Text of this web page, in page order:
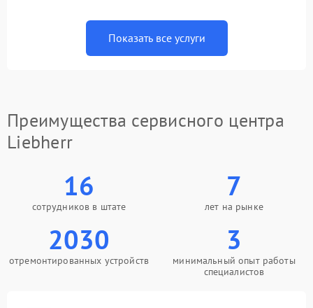
Показать все услуги
Преимущества сервисного центра
Liebherr
16
сотрудников в штате
7
лет на рынке
2030
отремонтированных устройств
3
минимальный опыт работы
специалистов